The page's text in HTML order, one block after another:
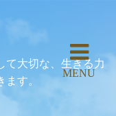
て大切な、生きる力
す。
MENU